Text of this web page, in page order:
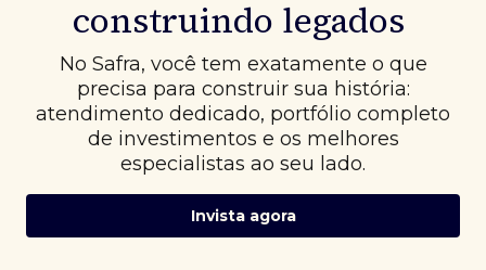
construindo legados
No Safra, você tem exatamente o que
precisa para construir sua história:
atendimento dedicado, portfólio completo
de investimentos e os melhores
especialistas ao seu lado.
Invista agora